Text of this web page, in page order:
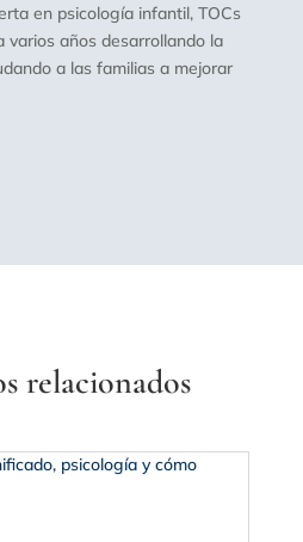
en psicología infantil, TOCs
varios años desarrollando la
a las familias a mejorar
relacionados